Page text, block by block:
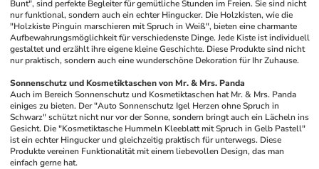
Bunt", sind perfekte Begleiter für gemütliche Stunden im Freien. Sie sind nicht
nur funktional, sondern auch ein echter Hingucker. Die Holzkisten, wie die
"Holzkiste Pinguin marschieren mit Spruch in Weiß", bieten eine charmante
Aufbewahrungsmöglichkeit für verschiedenste Dinge. Jede Kiste ist individuell
gestaltet und erzählt ihre eigene kleine Geschichte. Diese Produkte sind nicht
nur praktisch, sondern auch eine wunderschöne Dekoration für Ihr Zuhause.
Sonnenschutz und Kosmetiktaschen von Mr. & Mrs. Panda
Auch im Bereich Sonnenschutz und Kosmetiktaschen hat Mr. & Mrs. Panda
einiges zu bieten. Der "Auto Sonnenschutz Igel Herzen ohne Spruch in
Schwarz" schützt nicht nur vor der Sonne, sondern bringt auch ein Lächeln ins
Gesicht. Die "Kosmetiktasche Hummeln Kleeblatt mit Spruch in Gelb Pastell"
ist ein echter Hingucker und gleichzeitig praktisch für unterwegs. Diese
Produkte vereinen Funktionalität mit einem liebevollen Design, das man
einfach gerne hat.